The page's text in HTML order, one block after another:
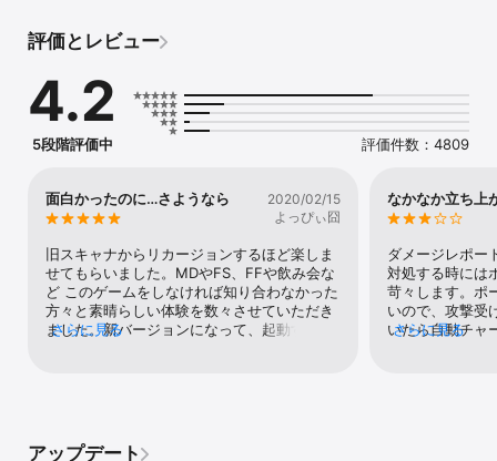
ポータルは現実世界の銅像、記念碑、アート作品などに存在してい
ータルを破壊し、確保してください。
あなたが信じる陣営の仲間と共に
あなたの仲間は世界中に存在します。XMを自然のままに受け入れ、
人類のさらなる進化を求めるエンライテンド。そしてXMを危険視
どちらの陣営に所属しますか？
ポータル同士をリンクし、コントロールフィールドを作成して、陣
営の陣地を広げてください。陣地が広がれば広がるほど、陣営の勝
利に近づきます。
仲間とともに戦略をたて、攻略せよ
おいて個人データの処理に同意するために必要な年齢以上でなけれ
評価とレビュー
4.2
5段階評価中 評価件数：4809
面白かったのに…さようなら
2020/02/15
よっぴぃ囧
旧スキャナからリカージョンするほど楽しま
せてもらいました。MDやFS、FFや飲み会な
ど このゲームをしなければ知り合わなかった
方々と素晴らしい体験を数々させていただき
ました。新バージョンになって、起動するだ
しょう。さようなら。
さらに見る
なかなか立ち上
ダメージレポー
対処する時には
苛々します。ポ
いので、攻撃受
いたら自動チャ
さらに見る
アップデート